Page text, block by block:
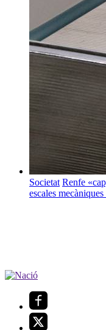
Societat Renfe
escales